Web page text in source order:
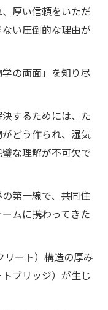
厚い信頼をいただ
い圧倒的な理由が
の両面」を知り尽
するためには、た
どう作られ、湿気
な理解が不可欠で
第一線で、共同住
ムに携わってきた
リート）構造の厚み
ブリッジ）が生じ